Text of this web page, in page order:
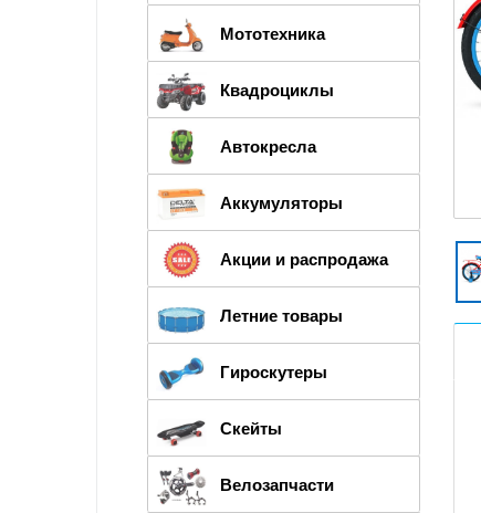
Мототехника
Квадроциклы
Автокресла
Аккумуляторы
Акции и распродажа
Летние товары
Гироскутеры
Скейты
Велозапчасти